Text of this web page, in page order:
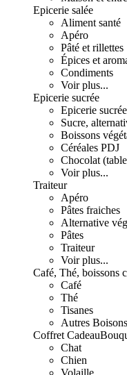
Epicerie salée
Aliment santé
Apéro
Pâté et rillettes
Épices et
Condiments
Voir plus...
Epicerie sucrée
Epicerie sucrée
Sucre,
Boissons
Céréales PDJ
Chocolat
Voir plus...
Traiteur
Apéro
Pâtes fraiches
Alternative
Pâtes
Traiteur
Voir plus...
Café, Thé, boissons
Café
Thé
Tisanes
Autres
Coffret Cadeau
Chat
Chien
Volaille